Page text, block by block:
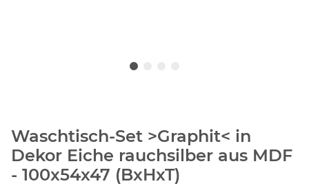
Waschtisch-Set >Graphit< in
Dekor Eiche rauchsilber aus MDF
- 100x54x47 (BxHxT)